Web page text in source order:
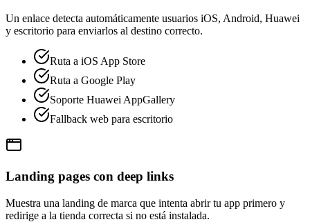
Un enlace detecta automáticamente usuarios iOS, Android, Huawei
y escritorio para enviarlos al destino correcto.
Ruta a iOS App Store
Ruta a Google Play
Soporte Huawei AppGallery
Fallback web para escritorio
Landing pages con deep links
Muestra una landing de marca que intenta abrir tu app primero y
redirige a la tienda correcta si no está instalada.